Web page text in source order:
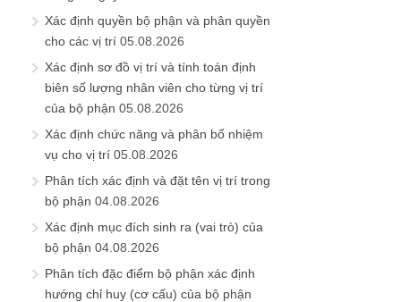
Xác định quyền bộ phận và phân quyền
cho các vị trí 05.08.2026
Xác định sơ đồ vị trí và tính toán định
biên số lượng nhân viên cho từng vị trí
của bộ phận 05.08.2026
Xác định chức năng và phân bổ nhiệm
vụ cho vị trí 05.08.2026
Phân tích xác định và đặt tên vị trí trong
bộ phận 04.08.2026
Xác định mục đích sinh ra (vai trò) của
bộ phận 04.08.2026
Phân tích đặc điểm bộ phận xác định
hướng chỉ huy (cơ cấu) của bộ phận